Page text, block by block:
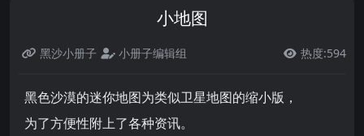
小地图
黑沙小册子 小册子编辑组  热度:594
黑色沙漠的迷你地图为类似卫星地图的缩小版，
为了方便性附上了各种资讯。